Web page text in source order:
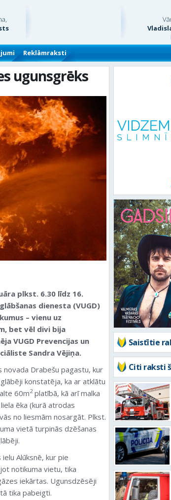
Reklāmraksti
ugunsgrēks
plkst. 6.30 līdz 16.
dienesta (VUGD)
– vienu uz
bet vēl divi bija
VUGD Prevencijas un
Sandra Vējiņa.
novada Drabešu pagastu, kur
konstatēja, ka ar atklātu
60m2platībā, kā arī malka
ēka (kurā atrodas
no liesmām nosargāt. Plkst.
vietā turpinās dzēšanas
Alūksnē, kur pie
notikuma vietu, tika
iekārtas. Ugunsdzēsēji
tika pabeigti.
Saistītie
Citi raksti